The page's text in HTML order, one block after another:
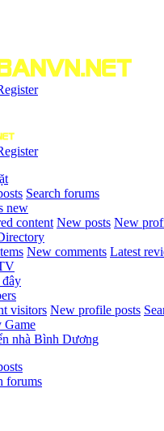
Search forums
new
content New posts New
New comments Latest
visitors New profile posts
Game
nhà Bình Dương
forums